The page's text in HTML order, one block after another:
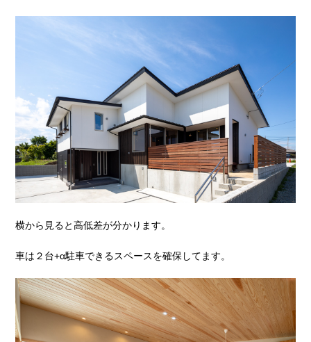
横から見ると高低差が分かります。
車は２台+α駐車できるスペースを確保してます。